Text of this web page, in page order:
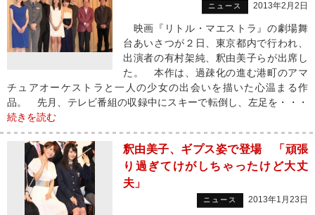
ニュース 2013年2月2日
映画『リトル・マエストラ』の劇場舞
台あいさつが２日、東京都内で行われ、
出演者の有村架純、釈由美子らが出席し
た。 本作は、過疎化の進む港町のアマ
チュアオーケストラと一人の少女の出会いを描いた心温まる作
品。 先月、テレビ番組の収録中にスキーで転倒し、左足を・・・
続きを読む
釈由美子、ギプス姿で登場 「頑張
り過ぎてけがしちゃったけど大丈
夫」
ニュース 2013年1月23日